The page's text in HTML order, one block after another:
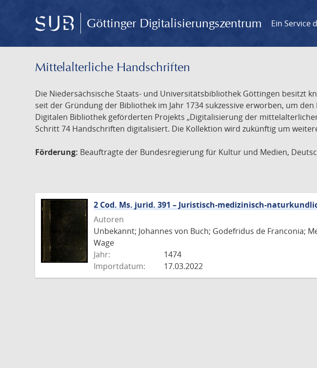
Göttinger Digitalisierungszentrum Ein Service
Mittelalterliche Handschriften
Die Niedersächsische Staats- und Universitätsbibliothek Göttingen besitzt
seit der Gründung der Bibliothek im Jahr 1734 sukzessive erworben, um
Digitalen Bibliothek geförderten Projekts „Digitalisierung der
Schritt 74 Handschriften digitalisiert. Die Kollektion wird zukünftig um
Förderung: Beauftragte der Bundesregierung für Kultur und Medien,
2 Cod. Ms. jurid. 391 – Juristisch-medizinisch-
Autoren
Unbekannt; Johannes von Buch; Godefridus de Franconia;
Wage
Jahr:
1474
Importdatum:
17.03.2022